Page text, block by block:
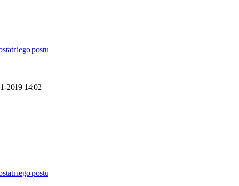
2019 14:02